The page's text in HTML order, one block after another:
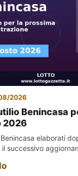
2026
Benincasa
2026
elaborati
successivo